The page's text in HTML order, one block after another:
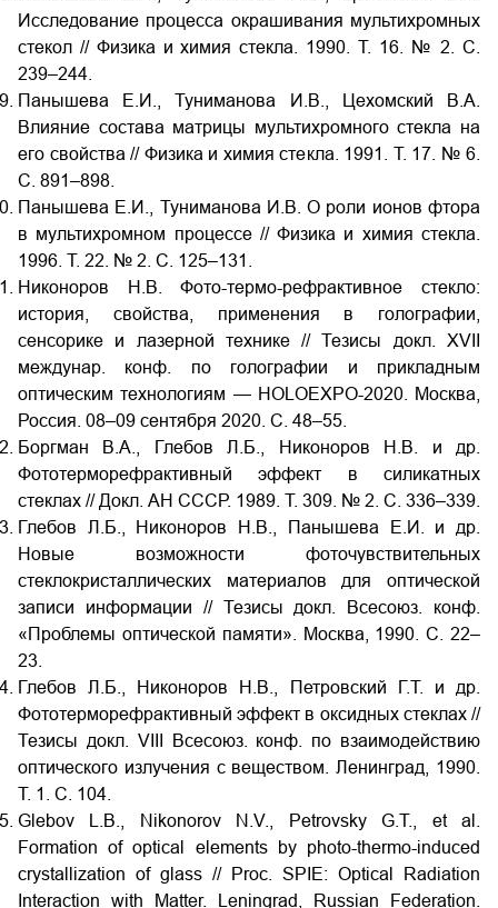
Исследование процесса окрашивания мультихромных
стекол // Физика и химия стекла. 1990. Т. 16. № 2. С.
239–244.
Панышева Е.И., Туниманова И.В., Цехомский В.А.
Влияние состава матрицы мультихромного стекла на
его свойства // Физика и химия стекла. 1991. Т. 17. № 6.
С. 891–898.
Панышева Е.И., Туниманова И.В. О роли ионов фтора
в мультихромном процессе // Физика и химия стекла.
1996. Т. 22. № 2. С. 125–131.
Никоноров Н.В. Фото-термо-рефрактивное стекло:
история, свойства, применения в голографии,
сенсорике и лазерной технике // Тезисы докл. XVII
междунар. конф. по голографии и прикладным
оптическим технологиям — HOLOEXPO-2020. Москва,
Россия. 08–09 сентября 2020. С. 48–55.
Боргман В.А., Глебов Л.Б., Никоноров Н.В. и др.
Фототерморефрактивный эффект в силикатных
стеклах // Докл. АН СССР. 1989. Т. 309. № 2. С. 336–339.
Глебов Л.Б., Никоноров Н.В., Панышева Е.И. и др.
Новые возможности фоточувствительных
стеклокристаллических материалов для оптической
записи информации // Тезисы докл. Всесоюз. конф.
«Проблемы оптической памяти». Москва, 1990. С. 22–
23.
Глебов Л.Б., Никоноров Н.В., Петровский Г.Т. и др.
Фототерморефрактивный эффект в оксидных стеклах //
Тезисы докл. VIII
Всесоюз. конф. по взаимодействию
оптического излучения с веществом. Ленинград, 1990.
Т. 1. С. 104.
Glebov L.B., Nikonorov N.V., Petrovsky G.T., et al.
Formation of optical elements by photo-thermo-induced
crystallization of glass // Proc. SPIE: Optical Radiation
Interaction with Matter. Leningrad, Russian Federation.